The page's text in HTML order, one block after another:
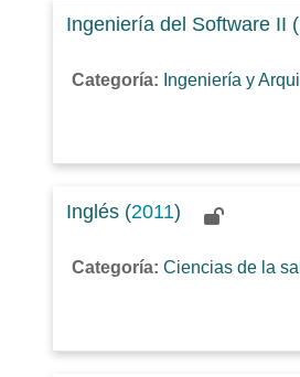
Ingeniería del Software II (
Categoría: Ingeniería y
Inglés (2011)
Categoría: Ciencias de la